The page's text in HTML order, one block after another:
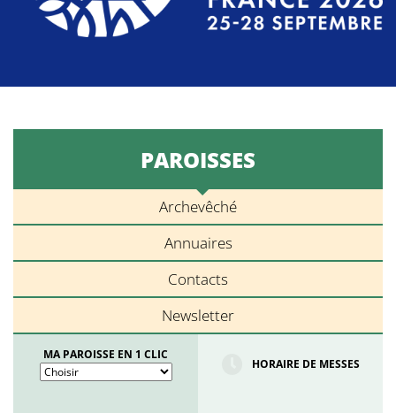
PAROISSES
Archevêché
Annuaires
Contacts
Newsletter
MA PAROISSE EN 1 CLIC
HORAIRE DE MESSES